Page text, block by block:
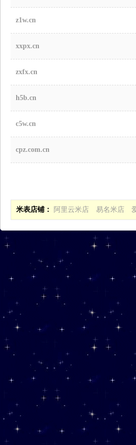
z1w.cn
xxpx.cn
zxfx.cn
h5b.cn
c5w.cn
cpz.com.cn
米表店铺： 阿里云米店 易名米店